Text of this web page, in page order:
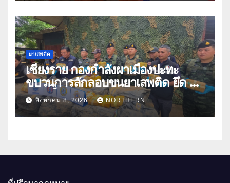
ยาเสพติด
เชียงราย กองกำลังผาเมืองปะทะ
ขบวนการลักลอบขนยาเสพติด ยึด 2
ล้านเม็ด
สิงหาคม 8, 2026 NORTHERN